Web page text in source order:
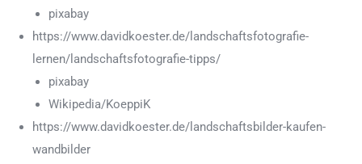
pixabay
https://www.davidkoester.de/landschaftsfotografie-
lernen/landschaftsfotografie-tipps/
pixabay
Wikipedia/KoeppiK
https://www.davidkoester.de/landschaftsbilder-kaufen-
wandbilder